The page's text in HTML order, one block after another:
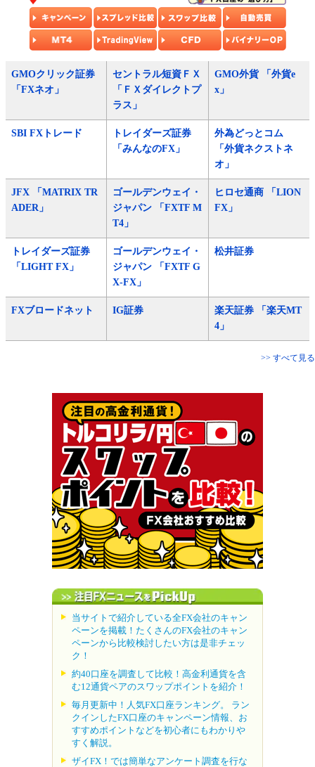
GMOクリック証券
「FXネオ」
セントラル短資ＦＸ
「ＦＸダイレクトプ
ラス」
GMO外貨 「外貨e
x」
SBI FXトレード
トレイダーズ証券
「みんなのFX」
外為どっとコム
「外貨ネクストネ
オ」
JFX 「MATRIX TR
ADER」
ゴールデンウェイ・
ジャパン 「FXTF M
T4」
ヒロセ通商 「LION
FX」
トレイダーズ証券
「LIGHT FX」
ゴールデンウェイ・
ジャパン 「FXTF G
X-FX」
松井証券
FXブロードネット IG証券
楽天証券 「楽天MT
4」
>> すべて見る
当サイトで紹介している全FX会社のキャン
ペーンを掲載！たくさんのFX会社のキャン
ペーンから比較検討したい方は是非チェッ
ク！
約40口座を調査して比較！高金利通貨を含
む12通貨ペアのスワップポイントを紹介！
毎月更新中！人気FX口座ランキング。 ラン
クインしたFX口座のキャンペーン情報、お
すすめポイントなどを初心者にもわかりや
すく解説。
ザイFX！では簡単なアンケート調査を行な